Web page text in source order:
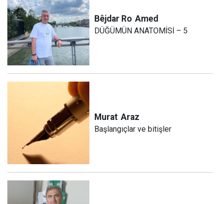
Bêjdar Ro Amed
DÜĞÜMÜN ANATOMİSİ – 5
Murat Araz
Başlangıçlar ve bitişler